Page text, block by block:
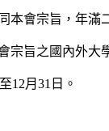
本會宗旨，年滿
宗旨之國內外大
12月31日。